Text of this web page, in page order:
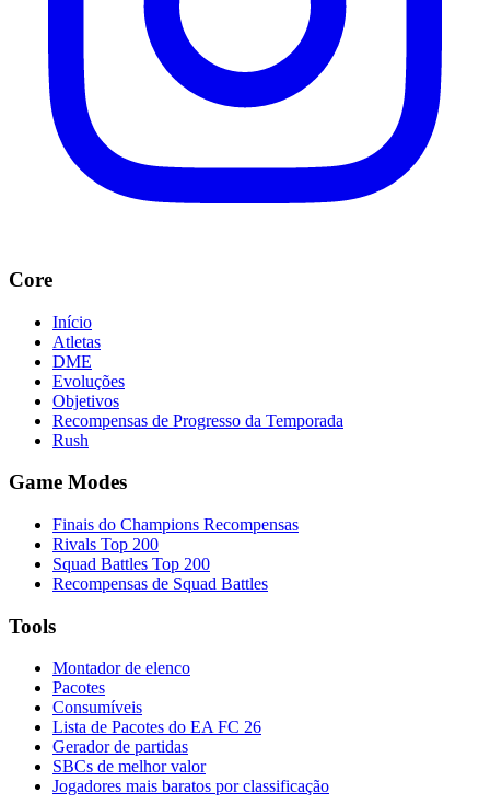
Core
Início
Atletas
DME
Evoluções
Objetivos
Recompensas de Progresso da Temporada
Rush
Game Modes
Finais do Champions Recompensas
Rivals Top 200
Squad Battles Top 200
Recompensas de Squad Battles
Tools
Montador de elenco
Pacotes
Consumíveis
Lista de Pacotes do EA FC 26
Gerador de partidas
SBCs de melhor valor
Jogadores mais baratos por classificação